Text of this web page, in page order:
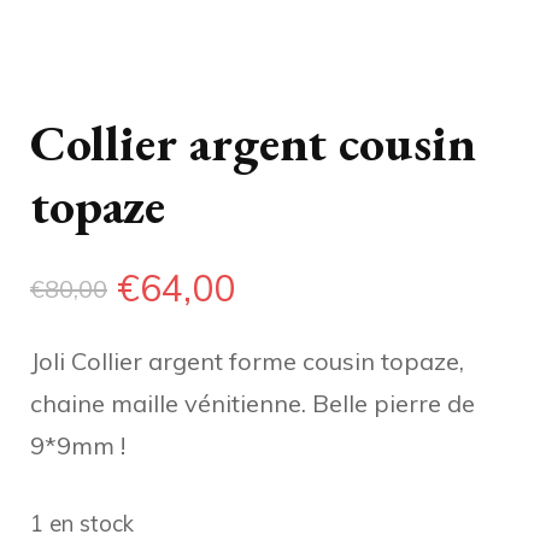
Collier argent cousin
topaze
€80,00 Le
prix
initial
était :
€80,00.
€64,00
prix
actuel
Joli Collier argent forme cousin topaze,
chaine maille vénitienne. Belle pierre de
9*9mm !
1 en stock